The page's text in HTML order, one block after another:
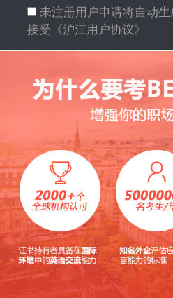
未注册用户申请将自动生
接受 《沪江用户协议》